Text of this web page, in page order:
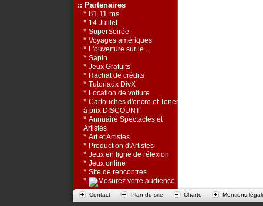
:: Partenaires
* 81.11 ms
* 14 Juillet
* SuperSoirée
* Voyages amériques
* L'ouverture sur le...
* Sapin
* Jeux Gratuits
* Rachat de crédits
* Tutoriaux DivX
* Location de voiture
* Cartouches d'encre et Toners
à prix DISCOUNT
* Annuaire Spectacles et
Artistes
* Art et Artistes
* Production d'Artistes
* Jeux en ligne de rélexion
* Jeux online
* Site de rencontres
*
Contact Plan du site Charte Mentions